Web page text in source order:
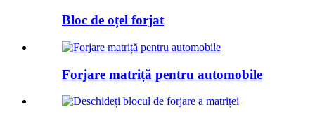
Bloc de oțel forjat
Forjare matriță pentru automobile